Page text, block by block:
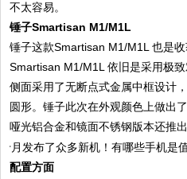
不太容易。
锤子Smartisan M1/M1L
锤子这款Smartisan M1/M1L 也是收
Smartisan M1/M1L 依旧是采用极
侧面采用了无断点式金属中框设计
圆形。锤子此次在外观颜色上做出
哑光铝合金和镜面不锈钢版本还推
配置方面